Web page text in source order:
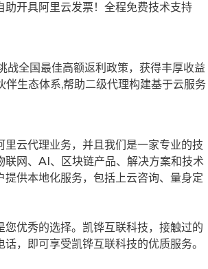
开具阿里云发票！全程免费技术支持
战全国最佳高额返利政策，获得丰厚收益
生态体系,帮助二级代理构建基于云服务
云代理业务，并且我们是一家专业的技
网、AI、区块链产品、解决方案和技术
供本地化服务，包括上云咨询、量身定
优秀的选择。凯铧互联科技，接触过的
，即可享受凯铧互联科技的优质服务。